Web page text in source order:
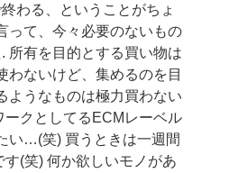
わる、ということがちょ
って、今々必要のないもの
所有を目的とする買い物は
ないけど、集めるのを目
ようなものは極力買わない
クとしてるECMレーベル
い…(笑) 買うときは一週間
(笑) 何か欲しいモノがあ